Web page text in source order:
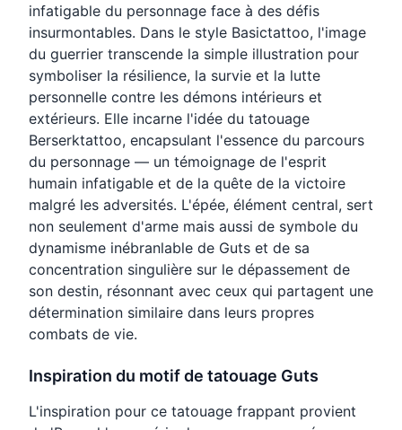
infatigable du personnage face à des défis
insurmontables. Dans le style Basictattoo, l'image
du guerrier transcende la simple illustration pour
symboliser la résilience, la survie et la lutte
personnelle contre les démons intérieurs et
extérieurs. Elle incarne l'idée du tatouage
Berserktattoo, encapsulant l'essence du parcours
du personnage — un témoignage de l'esprit
humain infatigable et de la quête de la victoire
malgré les adversités. L'épée, élément central, sert
non seulement d'arme mais aussi de symbole du
dynamisme inébranlable de Guts et de sa
concentration singulière sur le dépassement de
son destin, résonnant avec ceux qui partagent une
détermination similaire dans leurs propres
combats de vie.
Inspiration du motif de tatouage Guts
L'inspiration pour ce tatouage frappant provient